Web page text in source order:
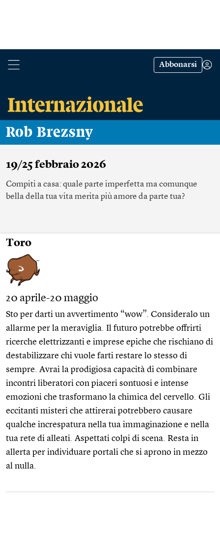
Abbonarsi
Rob Brezsny
19/25 febbraio 2026
Compiti a casa: quale parte imperfetta ma comunque
bella della tua vita merita più amore da parte tua?
Toro
20 aprile-20 maggio
Sto per darti un avvertimento “wow”. Consideralo un
allarme per la meraviglia. Il futuro potrebbe offrirti
ricerche elettrizzanti e imprese epiche che rischiano di
destabilizzare chi vuole farti restare lo stesso di
sempre. Avrai la prodigiosa capacità di combinare
incontri liberatori con piaceri sontuosi e intense
emozioni che trasformano la chimica del cervello. Gli
eccitanti misteri che attirerai potrebbero causare
qualche increspatura nella tua immaginazione e nella
tua rete di alleati. Aspettati colpi di scena. Resta in
allerta per individuare portali che si aprono in mezzo
al nulla.